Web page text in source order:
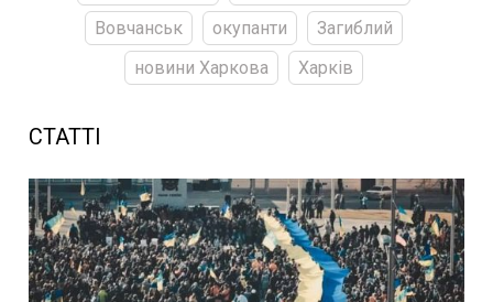
Вовчанськ
окупанти
Загиблий
новини Харкова
Харків
СТАТТІ